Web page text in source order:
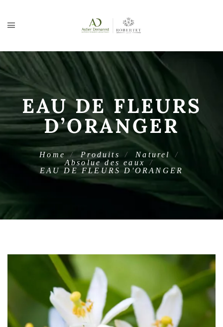
EAU DE FLEURS
D’ORANGER
Home Produits
Naturel
Absolue des eaux
EAU DE FLEURS D'ORANGER